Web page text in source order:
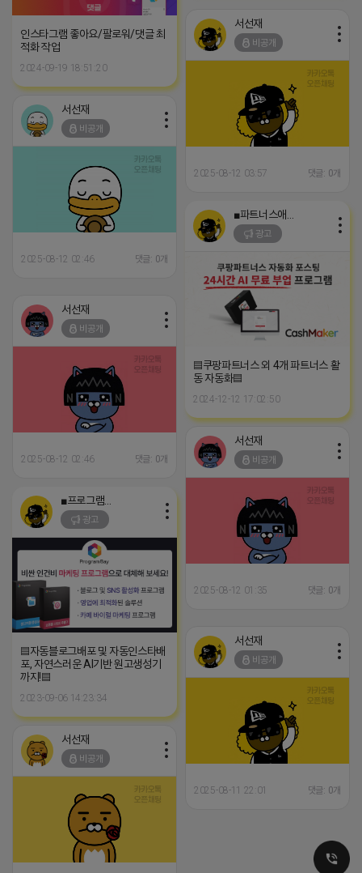
인스타그램 좋아요/팔로워/댓글 최
적화 작업
2024-09-19 18:51:20
서선재
비공개
2025-08-12 03:57 댓글: 0개
서선재
비공개
2025-08-12 02:46 댓글: 0개
광고
▤쿠팡파트너스 외 4개 파트너스 활
동 자동화▤
2024-12-12 17:02:50
서선재
비공개
2025-08-12 02:46 댓글: 0개
서선재
비공개
2025-08-12 01:35 댓글: 0개
광고
▤자동블로그배포 및 자동인스타배
포, 자연스러운 AI기반 원고생성기
까지!▤
2023-09-06 14:23:34
서선재
비공개
2025-08-11 22:01 댓글: 0개
서선재
비공개